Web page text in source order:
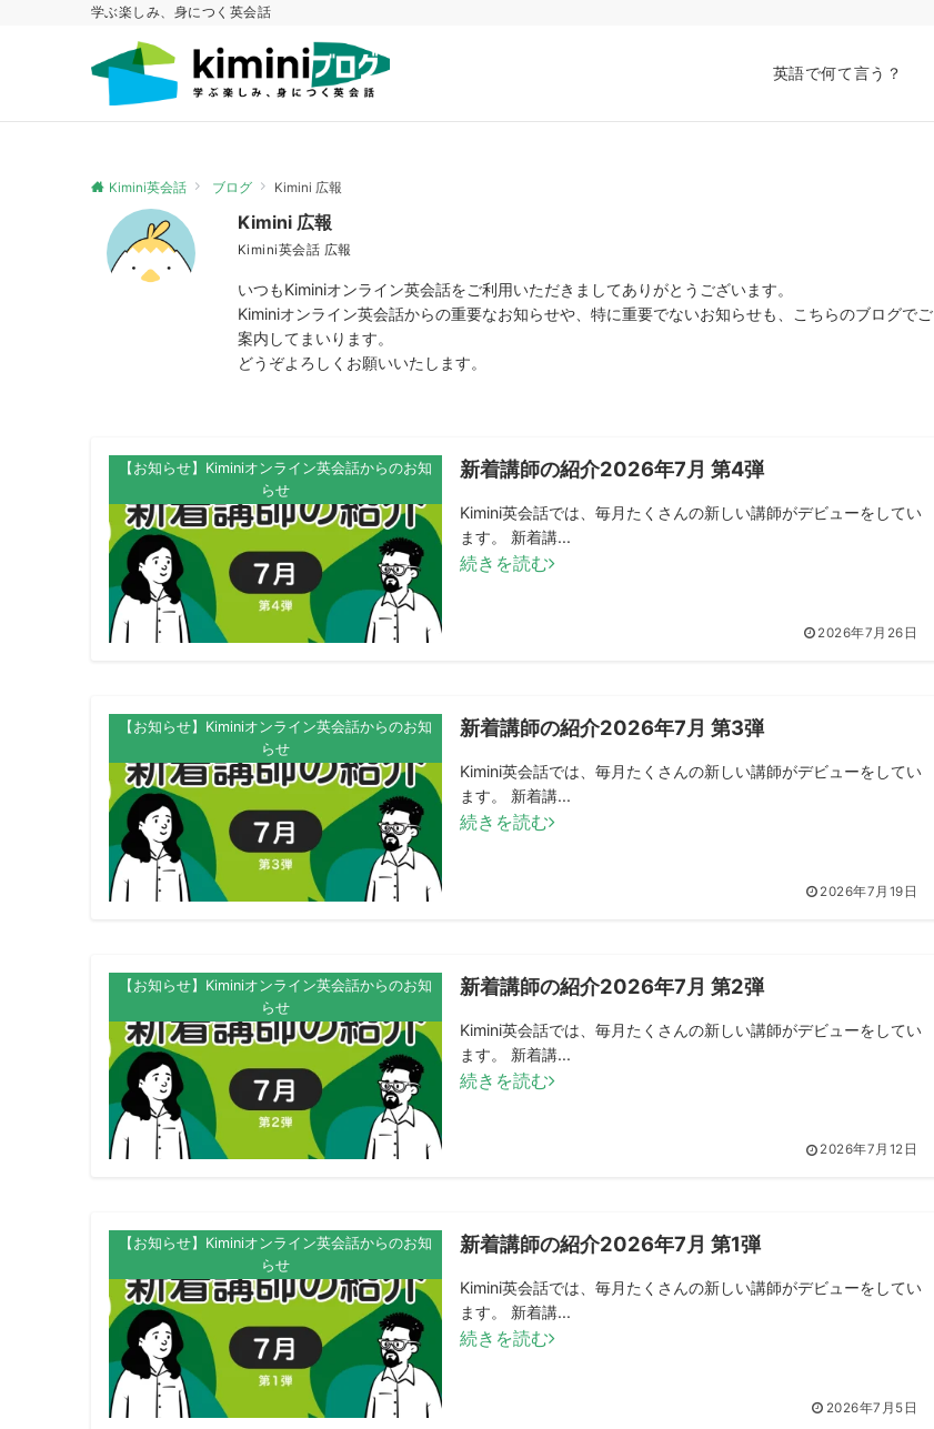
学ぶ楽しみ、身につく英会話
英語で何て言う？
Kimini英会話 ブログ Kimini 広報
Kimini 広報
Kimini英会話 広報
いつもKiminiオンライン英会話をご利用いただきましてありがとうございます。
Kiminiオンライン英会話からの重要なお知らせや、特に重要でないお知らせも、こちらのブログでご
案内してまいります。
どうぞよろしくお願いいたします。
【お知らせ】Kiminiオンライン英会話からのお知
らせ
新着講師の紹介2026年7月 第4弾
Kimini英会話では、毎月たくさんの新しい講師がデビューをしてい
ます。 新着講...
2026年7月26日
続きを読む
【お知らせ】Kiminiオンライン英会話からのお知
らせ
新着講師の紹介2026年7月 第3弾
Kimini英会話では、毎月たくさんの新しい講師がデビューをしてい
ます。 新着講...
2026年7月19日
続きを読む
【お知らせ】Kiminiオンライン英会話からのお知
らせ
新着講師の紹介2026年7月 第2弾
Kimini英会話では、毎月たくさんの新しい講師がデビューをしてい
ます。 新着講...
2026年7月12日
続きを読む
【お知らせ】Kiminiオンライン英会話からのお知
らせ
新着講師の紹介2026年7月 第1弾
Kimini英会話では、毎月たくさんの新しい講師がデビューをしてい
ます。 新着講...
2026年7月5日
続きを読む